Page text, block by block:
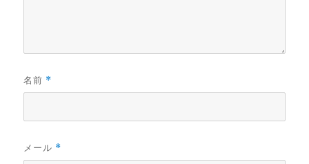
名前 *
メール *